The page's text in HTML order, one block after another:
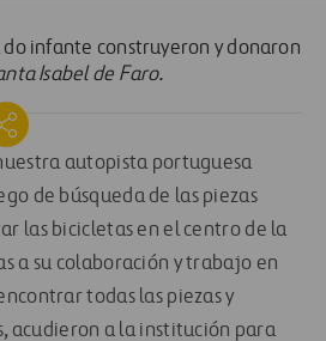
do infante construyeron y donaron
Isabel de Faro.
autopista portuguesa
de búsqueda de las piezas
las bicicletas en el centro de la
a su colaboración y trabajo en
todas las piezas y
acudieron a la institución para